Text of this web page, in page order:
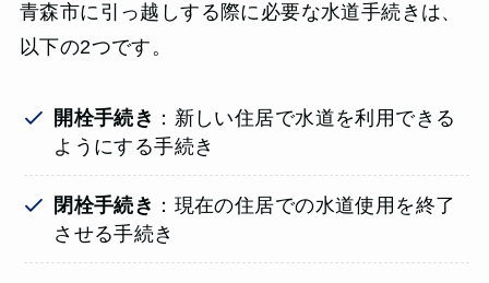
青森市に引っ越しする際に必要な水道手続きは、
以下の2つです。
開栓手続き ：新しい住居で水道を利用できる
ようにする手続き
閉栓手続き ：現在の住居での水道使用を終了
させる手続き